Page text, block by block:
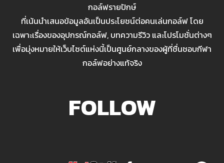
กอล์ฟรายปักษ์
ที่เน้นนำเสนอข้อมูลอันเป็นประโยชน์ต่อคนเล่นกอล์ฟ โดย
เฉพาะเรื่องของอุปกรณ์กอล์ฟ, บทความรีวิว และโปรโมชั่นต่างๆ
เพื่อมุ่งหมายให้เว็บไซต์แห่งนี้เป็นศูนย์กลางของผู้ที่ชื่นชอบกีฬา
กอล์ฟอย่างแท้จริง
FOLLOW